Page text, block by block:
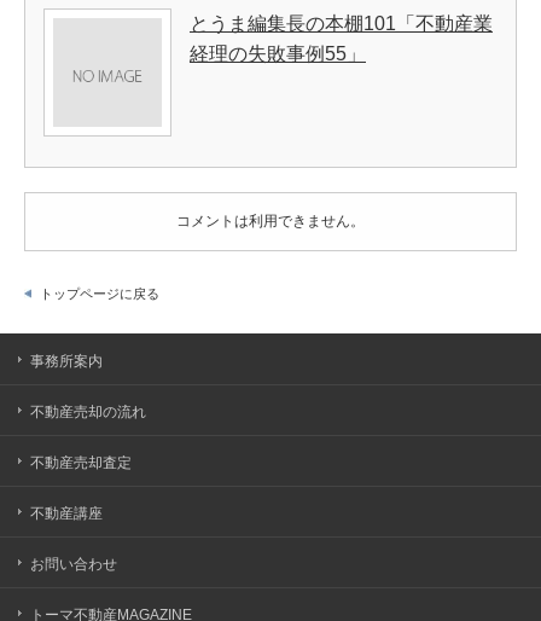
とうま編集長の本棚101「不動産業
経理の失敗事例55」
コメントは利用できません。
トップページに戻る
事務所案内
不動産売却の流れ
不動産売却査定
不動産講座
お問い合わせ
トーマ不動産MAGAZINE